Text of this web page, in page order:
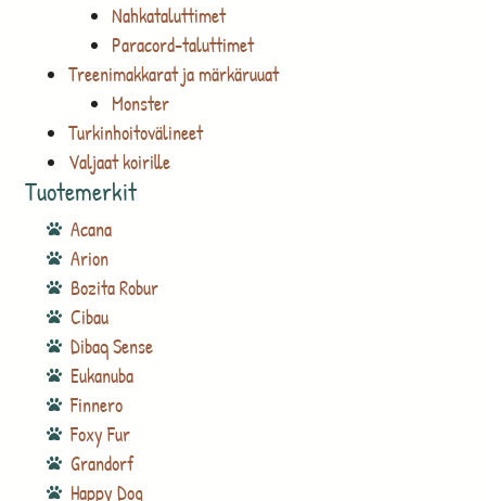
Nahkataluttimet
Paracord-taluttimet
Treenimakkarat ja märkäruuat
Monster
Turkinhoitovälineet
Valjaat koirille
Tuotemerkit
Acana
Arion
Bozita Robur
Cibau
Dibaq Sense
Eukanuba
Finnero
Foxy Fur
Grandorf
Happy Dog